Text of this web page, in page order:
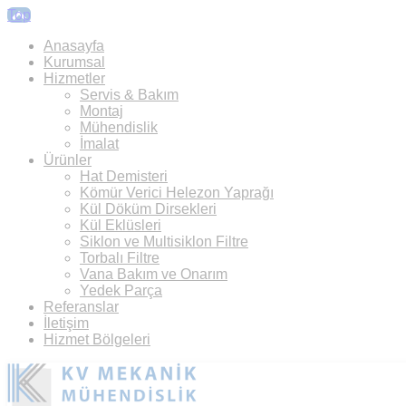
Top
Anasayfa
Kurumsal
Hizmetler
Servis & Bakım
Montaj
Mühendislik
İmalat
Ürünler
Hat Demisteri
Kömür Verici Helezon Yaprağı
Kül Döküm Dirsekleri
Kül Eklüsleri
Siklon ve Multisiklon Filtre
Torbalı Filtre
Vana Bakım ve Onarım
Yedek Parça
Referanslar
İletişim
Hizmet Bölgeleri